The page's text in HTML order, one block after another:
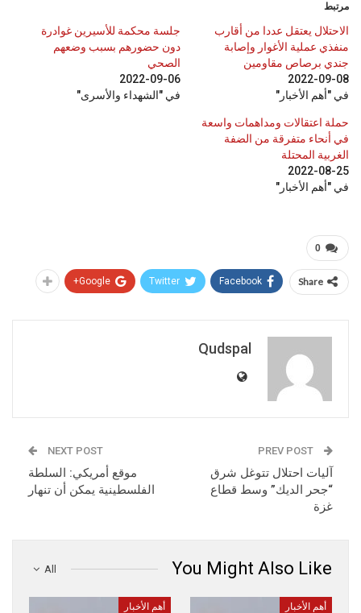
مرتبط
الاحتلال يعتقل عددا من أقارب
منفذي عملية الأغوار وإصابة
جندي برصاص مقاومين
2022-09-08
في "أهم الأخبار"
جلسة محكمة للأسيرين غوادرة
دون حضورهم بسبب وضعهم
الصحي
2022-09-06
في "الشهداء والأسرى"
حملة اعتقالات ومداهمات واسعة
في أنحاء متفرقة من الضفة
الغربية المحتلة
2022-08-25
في "أهم الأخبار"
0
Share
Facebook
Twitter
Google+
Qudspal
آليات احتلال تتوغل شرق
“جحر الديك” وسط قطاع
غزة
NEXT POST
موقع أمريكي: السلطة
الفلسطينية يمكن أن تنهار
All You Might Also Like
أهم الأخبار أهم الأخبار